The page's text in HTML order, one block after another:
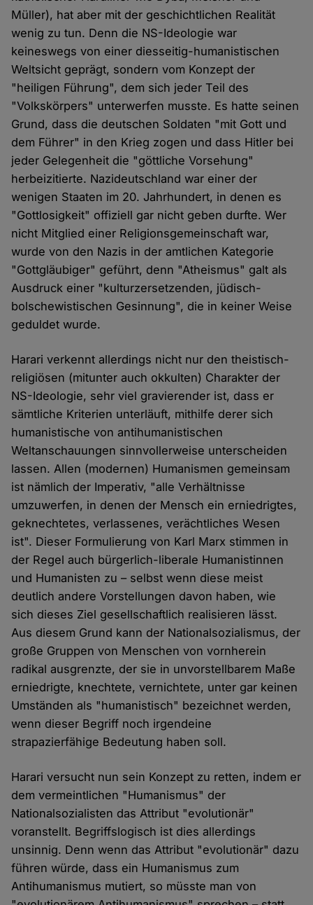
Müller), hat aber mit der geschichtlichen Realität
wenig zu tun. Denn die NS-Ideologie war
keineswegs von einer diesseitig-humanistischen
Weltsicht geprägt, sondern vom Konzept der
"heiligen Führung", dem sich jeder Teil des
"Volkskörpers" unterwerfen musste. Es hatte seinen
Grund, dass die deutschen Soldaten "mit Gott und
dem Führer" in den Krieg zogen und dass Hitler bei
jeder Gelegenheit die "göttliche Vorsehung"
herbeizitierte. Nazideutschland war einer der
wenigen Staaten im 20. Jahrhundert, in denen es
"Gottlosigkeit" offiziell gar nicht geben durfte. Wer
nicht Mitglied einer Religionsgemeinschaft war,
wurde von den Nazis in der amtlichen Kategorie
"Gottgläubiger" geführt, denn "Atheismus" galt als
Ausdruck einer "kulturzersetzenden, jüdisch-
bolschewistischen Gesinnung", die in keiner Weise
geduldet wurde.
Harari verkennt allerdings nicht nur den theistisch-
religiösen (mitunter auch okkulten) Charakter der
NS-Ideologie, sehr viel gravierender ist, dass er
sämtliche Kriterien unterläuft, mithilfe derer sich
humanistische von antihumanistischen
Weltanschauungen sinnvollerweise unterscheiden
lassen. Allen (modernen) Humanismen gemeinsam
ist nämlich der Imperativ, "alle Verhältnisse
umzuwerfen, in denen der Mensch ein erniedrigtes,
geknechtetes, verlassenes, verächtliches Wesen
ist". Dieser Formulierung von Karl Marx stimmen in
der Regel auch bürgerlich-liberale Humanistinnen
und Humanisten zu – selbst wenn diese meist
deutlich andere Vorstellungen davon haben, wie
sich dieses Ziel gesellschaftlich realisieren lässt.
Aus diesem Grund kann der Nationalsozialismus, der
große Gruppen von Menschen von vornherein
radikal ausgrenzte, der sie in unvorstellbarem Maße
erniedrigte, knechtete, vernichtete, unter gar keinen
Umständen als "humanistisch" bezeichnet werden,
wenn dieser Begriff noch irgendeine
strapazierfähige Bedeutung haben soll.
Harari versucht nun sein Konzept zu retten, indem er
dem vermeintlichen "Humanismus" der
Nationalsozialisten das Attribut "evolutionär"
voranstellt. Begriffslogisch ist dies allerdings
unsinnig. Denn wenn das Attribut "evolutionär" dazu
führen würde, dass ein Humanismus zum
Antihumanismus mutiert, so müsste man von